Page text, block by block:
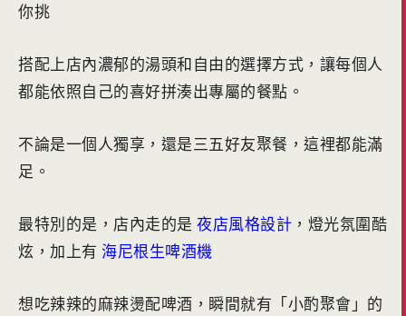
你挑
搭配上店內濃郁的湯頭和自由的選擇方式，讓每個人
都能依照自己的喜好拼湊出專屬的餐點。
不論是一個人獨享，還是三五好友聚餐，這裡都能滿
足。
最特別的是，店內走的是 夜店風格設計 ，燈光氛圍酷
炫，加上有 海尼根生啤酒機
想吃辣辣的麻辣燙配啤酒，瞬間就有「小酌聚會」的